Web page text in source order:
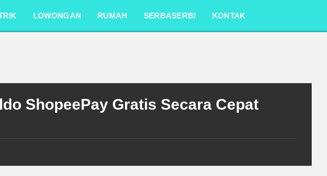
LOWONGAN RUMAH SERBASERBI KONTAK
ShopeePay Gratis Secara Cepat